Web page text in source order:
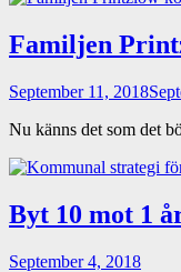
Familjen
September 11, 2018
Nu känns det som det
Byt 10 mot 1
September 4, 2018